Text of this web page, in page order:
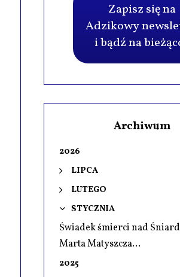
Zapisz się na
Adzikowy
i bądź na
Archiwum
2026
LIPCA
LUTEGO
STYCZNIA
Świadek śmierci nad
Marta Matyszcza...
2025